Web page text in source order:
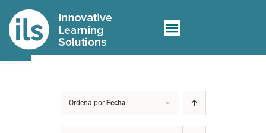
Abrir barra de herramientas
Saltar
contenido
Toggle
Navigation
Sobre nosotros
Nuevo e-learning
Ordena por Fecha